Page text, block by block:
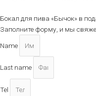
Бокал для пива «Бычок» в
Заполните форму, и мы
Name
Last name
Tel